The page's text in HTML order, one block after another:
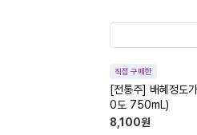
직접 구매한
[전통주] 배혜정도
0도 750mL)
8,100원